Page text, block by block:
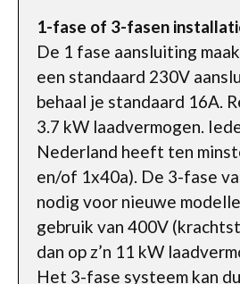
1-fase of 3-fasen
De 1 fase aansluiting
een standaard 230V
behaal je standaard 16A.
3.7 kW laadvermogen.
Nederland heeft ten
en/of 1x40a). De 3-fase
nodig voor nieuwe
gebruik van 400V
dan op z’n 11 kW
Het 3-fase systeem kan